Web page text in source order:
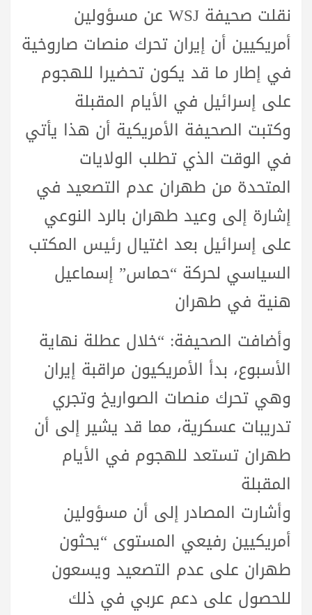
نقلت صحيفة WSJ عن مسؤولين
أمريكيين أن إيران تحرك منصات صاروخية
في إطار ما قد يكون تحضيرا للهجوم
على إسرائيل في الأيام المقبلة
وكتبت الصحيفة الأمريكية أن هذا يأتي
في الوقت الذي تطلب الولايات
المتحدة من طهران عدم التصعيد في
إشارة إلى وعيد طهران بالرد النوعي
على إسرائيل بعد اغتيال رئيس المكتب
السياسي لحركة “حماس” إسماعيل
هنية في طهران
وأضافت الصحيفة: “خلال عطلة نهاية
الأسبوع، بدأ الأمريكيون مراقبة إيران
وهي تحرك منصات الصواريخ وتجري
تدريبات عسكرية، مما قد يشير إلى أن
طهران تستعد للهجوم في الأيام
المقبلة
وأشارت المصادر إلى أن مسؤولين
أمريكيين رفيعي المستوى “يحثون
طهران على عدم التصعيد ويسعون
للحصول على دعم عربي في ذلك